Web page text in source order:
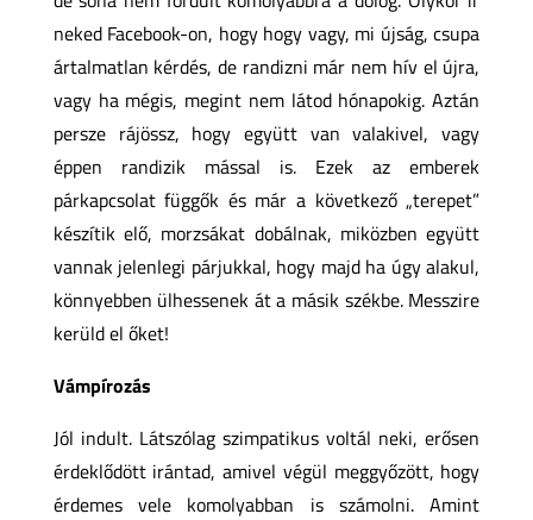
neked Facebook-on, hogy hogy vagy, mi újság, csupa
ártalmatlan kérdés, de randizni már nem hív el újra,
vagy ha mégis, megint nem látod hónapokig. Aztán
persze rájössz, hogy együtt van valakivel, vagy
éppen randizik mással is. Ezek az emberek
párkapcsolat függők és már a következő „terepet”
készítik elő, morzsákat dobálnak, miközben együtt
vannak jelenlegi párjukkal, hogy majd ha úgy alakul,
könnyebben ülhessenek át a másik székbe. Messzire
kerüld el őket!
Vámpírozás
Jól indult. Látszólag szimpatikus voltál neki, erősen
érdeklődött irántad, amivel végül meggyőzött, hogy
érdemes vele komolyabban is számolni. Amint